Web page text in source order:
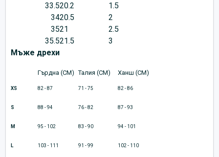
33.520.2
1.5
3420.5
2
3521
2.5
35.521.5
3
Мъже дрехи
Гърдна (CM) Талия (CM) Ханш (CM)
XS 82 - 87 71 - 75 82 - 86
S 88 - 94 76 - 82 87 - 93
M 95 - 102 83 - 90 94 - 101
L 103 - 111 91 - 99 102 - 110